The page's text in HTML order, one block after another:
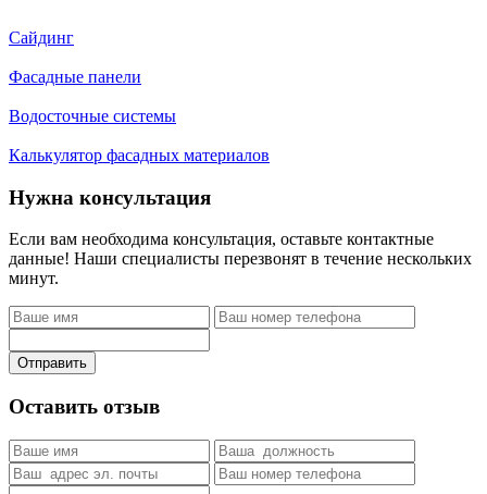
Сайдинг
Фасадные панели
Водосточные системы
Калькулятор фасадных материалов
Нужна консультация
Если вам необходима консультация, оставьте контактные
данные! Наши специалисты перезвонят в течение нескольких
минут.
Отправить
Оставить отзыв